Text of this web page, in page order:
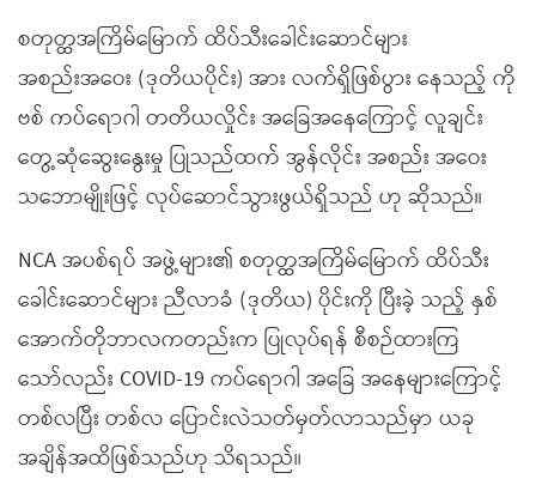
စတုတ္ထအကြိမ်မြောက် ထိပ်သီးခေါင်းဆောင်များ
အစည်းအဝေး (ဒုတိယပိုင်း) အား လက်ရှိဖြစ်ပွား နေသည့် ကို
ဗစ် ကပ်ရောဂါ တတိယလှိုင်း အခြေအနေကြောင့် လူချင်း
တွေ့ဆုံဆွေးနွေးမှု ပြုသည်ထက် အွန်လိုင်း အစည်း အဝေး
သဘောမျိုးဖြင့် လုပ်ဆောင်သွားဖွယ်ရှိသည် ဟု ဆိုသည်။
NCA အပစ်ရပ် အဖွဲ့များ၏ စတုတ္ထအကြိမ်မြောက် ထိပ်သီး
ခေါင်းဆောင်များ ညီလာခံ (ဒုတိယ) ပိုင်းကို ပြီးခဲ့ သည့် နှစ်
အောက်တိုဘာလကတည်းက ပြုလုပ်ရန် စီစဉ်ထားကြ
သော်လည်း COVID-19 ကပ်ရောဂါ အခြေ အနေများကြောင့်
တစ်လပြီး တစ်လ ပြောင်းလဲသတ်မှတ်လာသည်မှာ ယခု
အချိန်အထိဖြစ်သည်ဟု သိရသည်။